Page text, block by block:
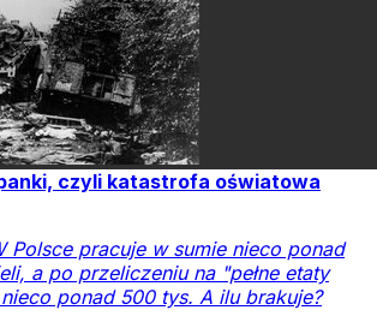
czyli katastrofa oświatowa
Polsce pracuje w sumie nieco ponad
a po przeliczeniu na "pełne etaty
ponad 500 tys. A ilu brakuje?